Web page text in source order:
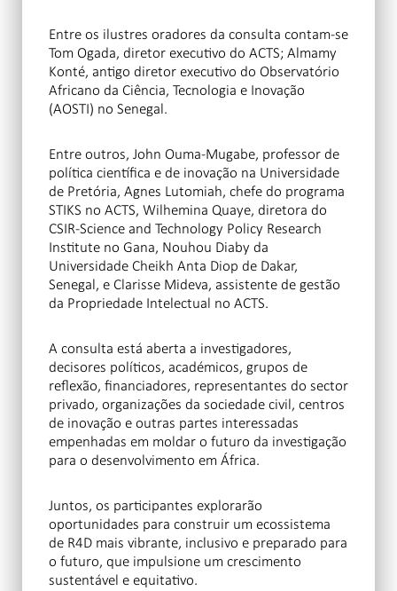
Entre os ilustres oradores da consulta contam-se
Tom Ogada, diretor executivo do ACTS; Almamy
Konté, antigo diretor executivo do Observatório
Africano da Ciência, Tecnologia e Inovação
(AOSTI) no Senegal.
Entre outros, John Ouma-Mugabe, professor de
política científica e de inovação na Universidade
de Pretória, Agnes Lutomiah, chefe do programa
STIKS no ACTS, Wilhemina Quaye, diretora do
CSIR-Science and Technology Policy Research
Institute no Gana, Nouhou Diaby da
Universidade Cheikh Anta Diop de Dakar,
Senegal, e Clarisse Mideva, assistente de gestão
da Propriedade Intelectual no ACTS.
A consulta está aberta a investigadores,
decisores políticos, académicos, grupos de
reflexão, financiadores, representantes do sector
privado, organizações da sociedade civil, centros
de inovação e outras partes interessadas
empenhadas em moldar o futuro da investigação
para o desenvolvimento em África.
Juntos, os participantes explorarão
oportunidades para construir um ecossistema
de R4D mais vibrante, inclusivo e preparado para
o futuro, que impulsione um crescimento
sustentável e equitativo.